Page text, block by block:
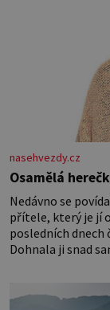
nasehvezdy.cz
Osamělá
Nedávno se
přítele, který je jí
posledních dnech
Dohnala ji snad